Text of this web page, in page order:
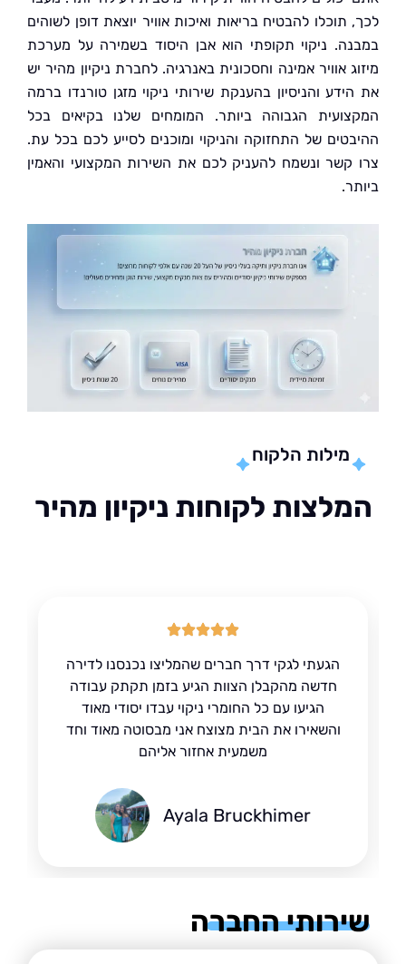
להבטיח בריאות ואיכות אוויר יוצאת דופן לשוהים
ניקוי תקופתי הוא אבן היסוד בשמירה על מערכת
אוויר אמינה וחסכונית באנרגיה. לחברת ניקיון מהיר יש
והניסיון בהענקת שירותי ניקוי מזגן טורנדו ברמה
הגבוהה ביותר. המומחים שלנו בקיאים בכל
של התחזוקה והניקוי ומוכנים לסייע לכם בכל עת.
ונשמח להעניק לכם את השירות המקצועי והאמין
מילות הלקוח
לקוחות ניקיון מהיר
הגעתי לגקי דרך חברים שהמליצו נכנסנו לדירה
חדשה מהקבלן הצוות הגיע בזמן תקתק עבודה
הגיעו עם כל החומרי ניקוי עבדו יסודי מאוד
והשאירו את הבית מצוצח אני מבסוטה מאוד וחד
משמעית אחזור אליהם
Ayala Bruckhimer
החברה